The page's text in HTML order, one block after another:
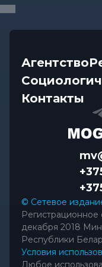
с баклажанами,
Агентство
Контакты
© Сетевое
декабря 2018
Республики
Условия
Любое